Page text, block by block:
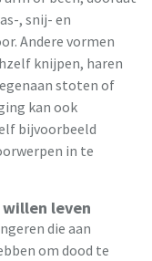
, snij- en
Andere vormen
knijpen, haren
stoten of
kan ook
bijvoorbeeld
in te
leven
die aan
om dood te